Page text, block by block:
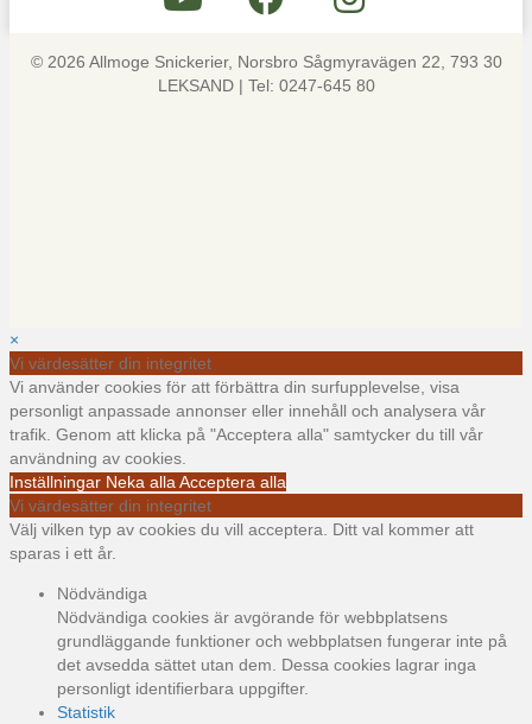
© 2026 Allmoge Snickerier, Norsbro Sågmyravägen 22, 793 30
LEKSAND | Tel: 0247-645 80
×
Vi värdesätter din integritet
Vi använder cookies för att förbättra din surfupplevelse, visa
personligt anpassade annonser eller innehåll och analysera vår
trafik. Genom att klicka på "Acceptera alla" samtycker du till vår
användning av cookies.
Inställningar Neka alla Acceptera alla
Vi värdesätter din integritet
Välj vilken typ av cookies du vill acceptera. Ditt val kommer att
sparas i ett år.
Nödvändiga
Nödvändiga cookies är avgörande för webbplatsens
grundläggande funktioner och webbplatsen fungerar inte på
det avsedda sättet utan dem. Dessa cookies lagrar inga
personligt identifierbara uppgifter.
Statistik